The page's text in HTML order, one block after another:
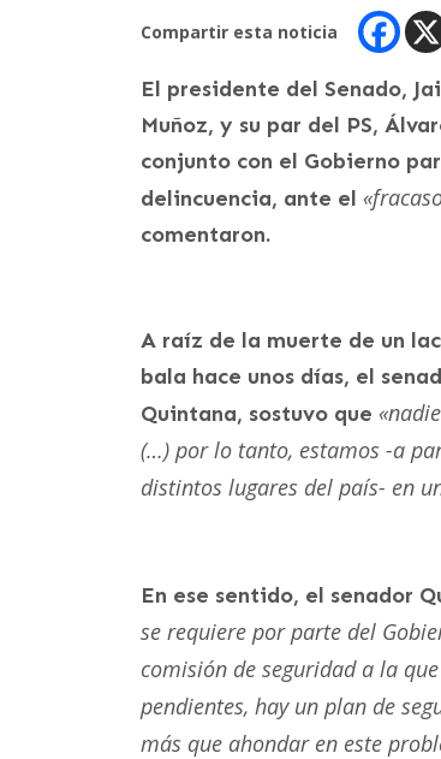
Compartir esta noticia
El presidente del Senado,
Muñoz, y su par del PS,
conjunto con el Gobierno
delincuencia, ante el
comentaron.
A raíz de la muerte de un
bala hace unos días, el
Quintana, sostuvo que
(…) por lo tanto, estamos -a
distintos lugares del país- en
En ese sentido, el senador
se requiere por parte del
comisión de seguridad a la
pendientes, hay un plan de
más que ahondar en este